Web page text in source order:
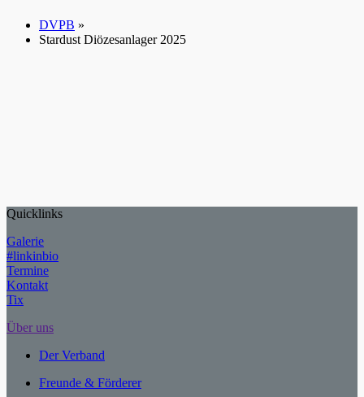
DVPB »
Stardust Diözesanlager 2025
Quicklinks
Galerie
#linkinbio
Termine
Kontakt
Tix
Über uns
Der Verband
Freunde & Förderer